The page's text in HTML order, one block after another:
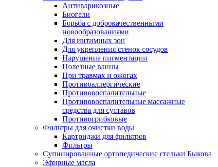
Антиварикозные
Биогели
Борьба с доброкачественными
новообразованиями
Для интимных зон
Для укрепления стенок сосудов
Нарушение пигментации
Полезные ванны
При травмах и ожогах
Противоаллергические
Противовоспалительные
Противовоспалительные массажные
средства для суставов
Противогрибковые
Фильтры для очистки воды
Картриджи для фильтров
Фильтры
Супинированные ортопедические стельки Быкова
Эфирные масла